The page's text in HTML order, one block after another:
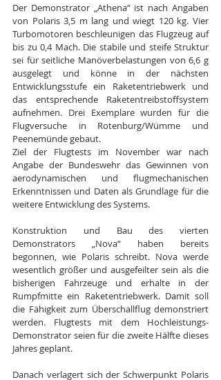
Der Demonstrator „Athena“ ist nach Angaben
von Polaris 3,5 m lang und wiegt 120 kg. Vier
Turbomotoren beschleunigen das Flugzeug auf
bis zu 0,4 Mach. Die stabile und steife Struktur
sei für seitliche Manöverbelastungen von 6,6 g
ausgelegt und könne in der nächsten
Entwicklungsstufe ein Raketentriebwerk und
das entsprechende Raketentreibstoffsystem
aufnehmen. Drei Exemplare wurden für die
Flugversuche in Rotenburg/Wümme und
Peenemünde gebaut.
Ziel der Flugtests im November war nach
Angabe der Bundeswehr das Gewinnen von
aerodynamischen und flugmechanischen
Erkenntnissen und Daten als Grundlage für die
weitere Entwicklung des Systems.
Konstruktion und Bau des vierten
Demonstrators „Nova“ haben bereits
begonnen, wie Polaris schreibt. Nova werde
wesentlich größer und ausgefeilter sein als die
bisherigen Fahrzeuge und erhalte in der
Rumpfmitte ein Raketentriebwerk. Damit soll
die Fähigkeit zum Überschallflug demonstriert
werden. Flugtests mit dem Hochleistungs-
Demonstrator seien für die zweite Hälfte dieses
Jahres geplant.
Danach verlagert sich der Schwerpunkt Polaris